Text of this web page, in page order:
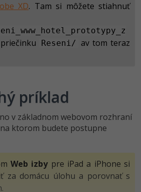
-41%
-10%
bezpečnost
XD. Tam si môžete stiahnuť
Reseni/
av tom teraz
príklad
v základnom webovom rozhraní
ktorom budete postupne
Web izbypre iPad a iPhone si
za domácu úlohu a porovnať s